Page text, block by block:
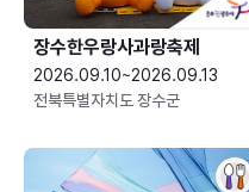
장수한우랑사과랑축제
2026.09.10~2026.09.13
전북특별자치도 장수군